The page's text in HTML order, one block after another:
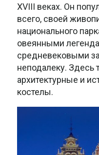
XVIII веках. Он
всего, своей
национального
овеянными
средневековыми
неподалеку. Здесь
архитектурные и
костелы.